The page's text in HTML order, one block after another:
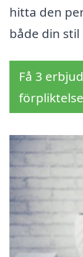
hitta den
både din
Få 3